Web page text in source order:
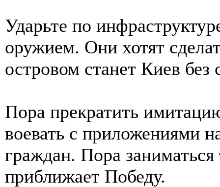
Ударьте по
оружием. Они хотят
островом станет Киев без
Пора прекратить
воевать с приложениями
граждан. Пора
приближает Победу.